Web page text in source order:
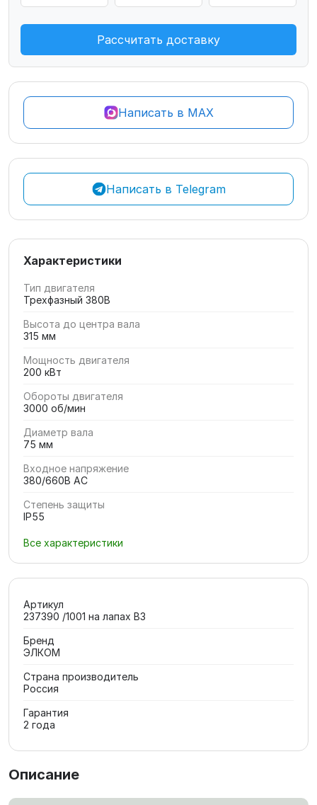
Рассчитать доставку
Написать в MAX
Написать в Telegram
Характеристики
Тип двигателя
Трехфазный 380В
Высота до центра вала
315 мм
Мощность двигателя
200 кВт
Обороты двигателя
3000 об/мин
Диаметр вала
75 мм
Входное напряжение
380/660В AC
Степень защиты
IP55
Все характеристики
Артикул
237390 /1001 на лапах В3
Бренд
ЭЛКОМ
Страна производитель
Россия
Гарантия
2 года
Описание